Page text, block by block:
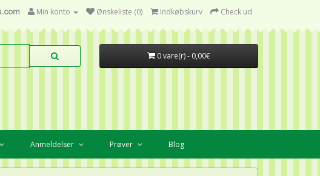
Min konto Ønskeliste (0) Indkøbskurv Check ud
0 vare(r) - 0,00€
Anmeldelser Prøver Blog